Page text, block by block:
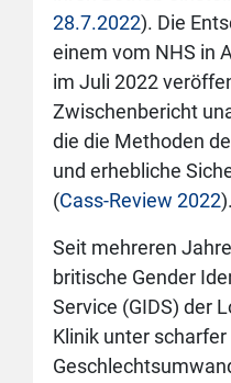
28.7.2022). Die
einem vom NHS in
im Juli 2022
Zwischenbericht
die die Methoden
und erhebliche
(Cass-Review 2022).
Seit mehreren
britische Gender
Service (GIDS) der
Klinik unter